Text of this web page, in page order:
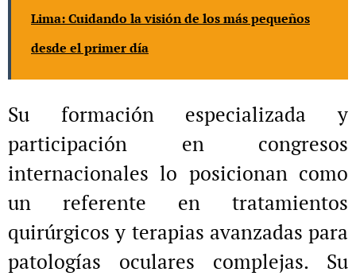
Lima: Cuidando la visión de los más pequeños
desde el primer día
Su formación especializada y
participación en congresos
internacionales lo posicionan como
un referente en tratamientos
quirúrgicos y terapias avanzadas para
patologías oculares complejas. Su